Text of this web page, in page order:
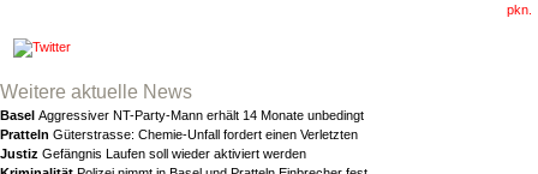
pkn.
Weitere aktuelle News
Basel Aggressiver NT-Party-Mann erhält 14 Monate unbedingt
Pratteln Güterstrasse: Chemie-Unfall fordert einen Verletzten
Justiz Gefängnis Laufen soll wieder aktiviert werden